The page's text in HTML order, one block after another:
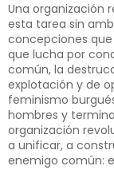
Una organización
esta tarea sin
concepciones
que lucha por
común, la
explo­tación y de
feminismo
hombres y
organización
a unificar, a
enemigo común: